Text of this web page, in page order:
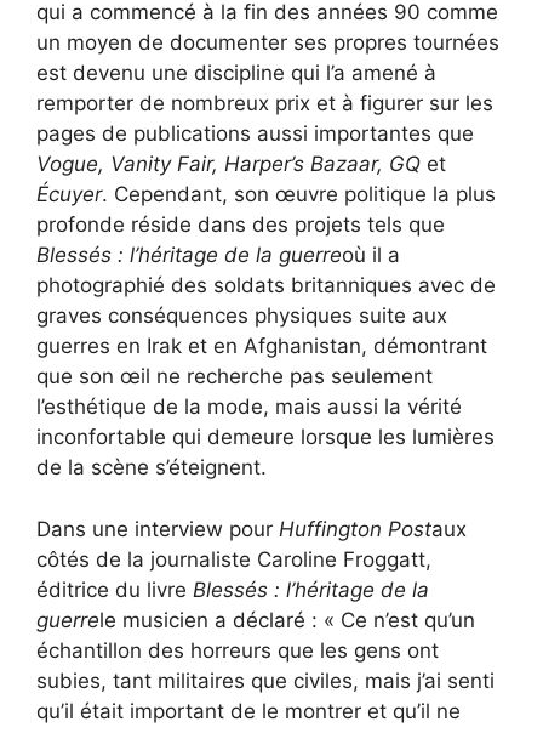
qui a commencé à la fin des années 90 comme
un moyen de documenter ses propres tournées
est devenu une discipline qui l’a amené à
remporter de nombreux prix et à figurer sur les
pages de publications aussi importantes que
Vogue, Vanity Fair, Harper’s Bazaar, GQ et
Écuyer. Cependant, son œuvre politique la plus
profonde réside dans des projets tels que
Blessés : l’héritage de la guerreoù il a
photographié des soldats britanniques avec de
graves conséquences physiques suite aux
guerres en Irak et en Afghanistan, démontrant
que son œil ne recherche pas seulement
l’esthétique de la mode, mais aussi la vérité
inconfortable qui demeure lorsque les lumières
de la scène s’éteignent.
Dans une interview pour Huffington Postaux
côtés de la journaliste Caroline Froggatt,
éditrice du livre Blessés : l’héritage de la
guerrele musicien a déclaré : « Ce n’est qu’un
échantillon des horreurs que les gens ont
subies, tant militaires que civiles, mais j’ai senti
qu’il était important de le montrer et qu’il ne